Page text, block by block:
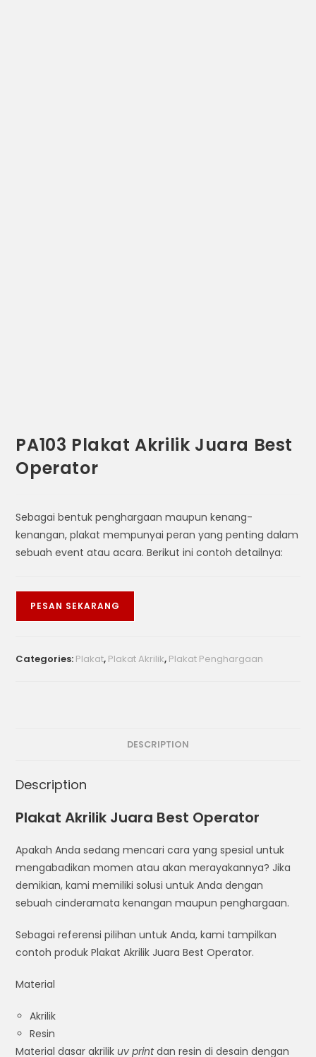
PA103 Plakat Akrilik Juara Best
Operator
Sebagai bentuk penghargaan maupun kenang-
kenangan, plakat mempunyai peran yang penting dalam
sebuah event atau acara. Berikut ini contoh detailnya:
PESAN SEKARANG
Categories: Plakat, Plakat Akrilik, Plakat Penghargaan
DESCRIPTION
Description
Plakat Akrilik Juara Best Operator
Apakah Anda sedang mencari cara yang spesial untuk
mengabadikan momen atau akan merayakannya? Jika
demikian, kami memiliki solusi untuk Anda dengan
sebuah cinderamata kenangan maupun penghargaan.
Sebagai referensi pilihan untuk Anda, kami tampilkan
contoh produk Plakat Akrilik Juara Best Operator.
Material
Akrilik
Resin
Material dasar akrilikuv printdan resin di desain dengan